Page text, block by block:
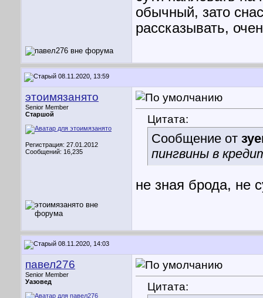
обычный, зато
рассказывать,
08.11.2020, 13:59
этоимязанято
Senior Member
Старшой
Регистрация: 27.01.2012
Сообщений: 16,235
Цитата:
Сообщение от
пингвины в
не зная брода, не
08.11.2020, 14:03
павел276
Senior Member
Уазовед
Цитата: